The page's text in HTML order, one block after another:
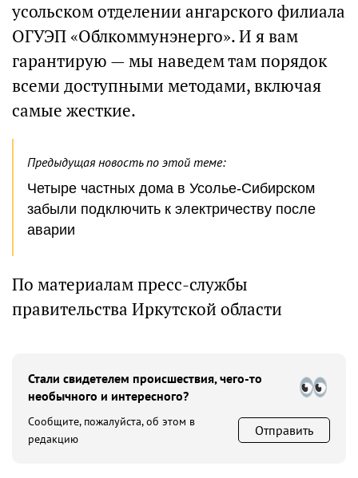
усольском отделении ангарского филиала
ОГУЭП «Облкоммунэнерго». И я вам
гарантирую — мы наведем там порядок
всеми доступными методами, включая
самые жесткие.
Предыдущая новость по этой теме:
Четыре частных дома в Усолье-Сибирском
забыли подключить к электричеству после
аварии
По материалам пресс-службы
правительства Иркутской области
Стали свидетелем происшествия, чего-то
необычного и интересного?
Сообщите, пожалуйста, об этом в
редакцию
Отправить